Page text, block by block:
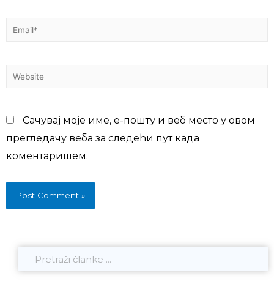
Сачувај моје име, е-пошту и веб место у овом
прегледачу веба за следећи пут када
коментаришем.